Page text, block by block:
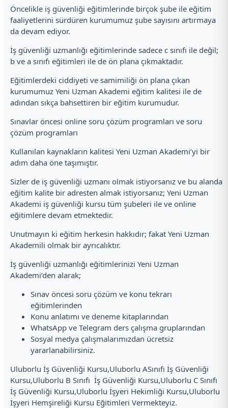
Öncelikle iş güvenliği eğitimlerinde birçok şube ile eğitim
faaliyetlerini sürdüren kurumumuz şube sayısını artırmaya
da devam ediyor.
İş güvenliği uzmanlığı eğitimlerinde sadece c sınıfı ile değil;
b ve a sınıfı eğitimleri ile de ön plana çıkmaktadır.
Eğitimlerdeki ciddiyeti ve samimiliği ön plana çıkan
kurumumuz Yeni Uzman Akademi eğitim kalitesi ile de
adından sıkça bahsettiren bir eğitim kurumudur.
Sınavlar öncesi online soru çözüm programları ve soru
çözüm programları
Kullanılan kaynakların kalitesi Yeni Uzman Akademi’yi bir
adım daha öne taşımıştır.
Sizler de iş güvenliği uzmanı olmak istiyorsanız ve bu alanda
eğitim kalite bir adresten almak istiyorsanız; Yeni Uzman
Akademi iş güvenliği kursu tüm şubeleri ile ve online
eğitimlere devam etmektedir.
Unutmayın ki eğitim herkesin hakkıdır; fakat Yeni Uzman
Akademili olmak bir ayrıcalıktır.
İş güvenliği uzmanlığı eğitimlerinizi Yeni Uzman
Akademi’den alarak;
Sınav öncesi soru çözüm ve konu tekrarı
eğitimlerinden
Konu anlatımı ve deneme kitaplarından
WhatsApp ve Telegram ders çalışma gruplarından
Sosyal medya çalışmalarımızdan ücretsiz
yararlanabilirsiniz.
Uluborlu İş Güvenliği Kursu,Uluborlu ASınıfı İş Güvenliği
Kursu,Uluborlu B Sınıfı İş Güvenliği Kursu,Uluborlu C Sınıfı
İş Güvenliği Kursu,Uluborlu İşyeri Hekimliği Kursu,Uluborlu
İşyeri Hemşireliği Kursu Eğitimleri Vermekteyiz.